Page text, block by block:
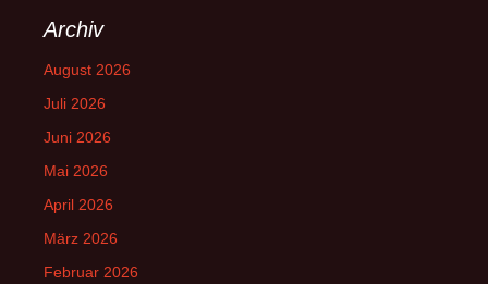
Archiv
August 2026
Juli 2026
Juni 2026
Mai 2026
April 2026
März 2026
Februar 2026